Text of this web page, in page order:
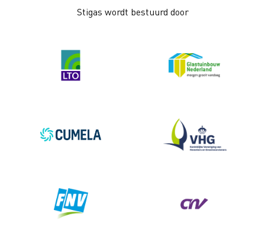
Stigas wordt bestuurd door